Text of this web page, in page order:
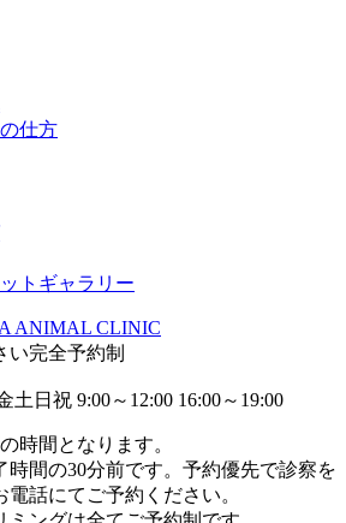
仕方
トギャラリー
い完全予約制
時間となります。
間の30分前です。予約優先で診察を
話にてご予約ください。